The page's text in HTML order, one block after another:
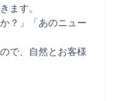
ます。
？」「あのニュー
で、自然とお客様